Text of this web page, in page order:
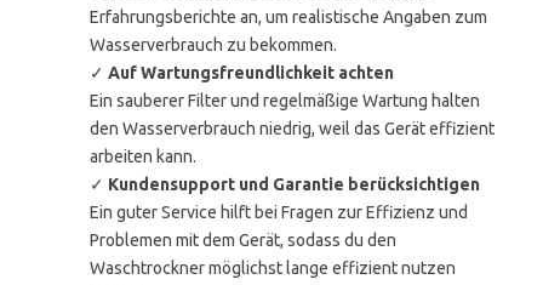
Erfahrungsberichte an, um realistische Angaben zum
Wasserverbrauch zu bekommen.
✓ Auf Wartungsfreundlichkeit achten
Ein sauberer Filter und regelmäßige Wartung halten
den Wasserverbrauch niedrig, weil das Gerät effizient
arbeiten kann.
✓ Kundensupport und Garantie berücksichtigen
Ein guter Service hilft bei Fragen zur Effizienz und
Problemen mit dem Gerät, sodass du den
Waschtrockner möglichst lange effizient nutzen